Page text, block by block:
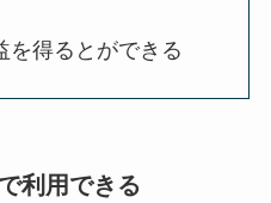
を得るとができる
利用できる